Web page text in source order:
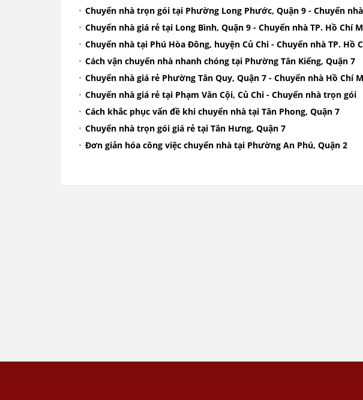
Chuyển nhà trọn gói tại Phường Long Phước, Quận 9 - Chuyển
Chuyển nhà giá rẻ tại Long Bình, Quận 9 - Chuyển nhà TP. Hồ Chí
Chuyển nhà tại Phú Hòa Đông, huyện Củ Chi - Chuyển nhà TP. Hồ
Cách vận chuyển nhà nhanh chóng tại Phường Tân Kiểng, Quận 7
Chuyển nhà giá rẻ Phường Tân Quy, Quận 7 - Chuyển nhà Hồ Chí
Chuyển nhà giá rẻ tại Phạm Văn Cội, Củ Chi - Chuyển nhà trọn gói
Cách khắc phục vấn đề khi chuyển nhà tại Tân Phong, Quận 7
Chuyển nhà trọn gói giá rẻ tại Tân Hưng, Quận 7
Đơn giản hóa công việc chuyển nhà tại Phường An Phú, Quận 2